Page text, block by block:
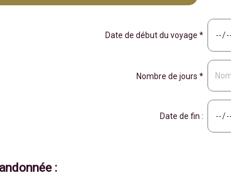
Date de début du voyage *
Nombre de jours *
Date de fin :
: